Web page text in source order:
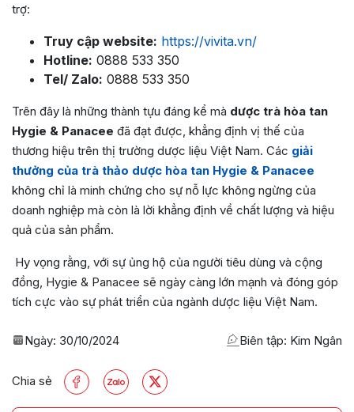
trợ:
Truy cập website: https://vivita.vn/
Hotline: 0888 533 350
Tel/ Zalo: 0888 533 350
Trên đây là những thành tựu đáng kể mà dược trà hòa tan
Hygie & Panacee đã đạt được, khẳng định vị thế của
thương hiệu trên thị trường dược liệu Việt Nam. Các giải
thưởng của trà thảo dược hòa tan Hygie & Panacee
không chỉ là minh chứng cho sự nỗ lực không ngừng của
doanh nghiệp mà còn là lời khẳng định về chất lượng và hiệu
quả của sản phẩm.
Hy vọng rằng, với sự ủng hộ của người tiêu dùng và cộng
đồng, Hygie & Panacee sẽ ngày càng lớn mạnh và đóng góp
tích cực vào sự phát triển của ngành dược liệu Việt Nam.
Ngày: 30/10/2024 Biên tập: Kim Ngân
Chia sẻ